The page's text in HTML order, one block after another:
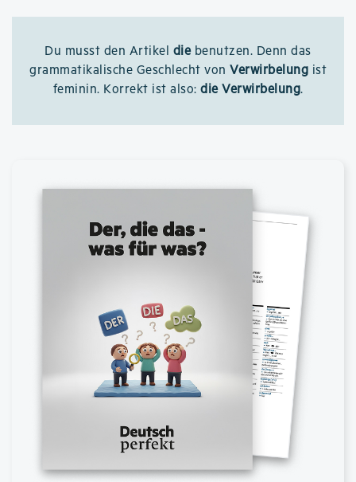
Du musst den Artikel diebenutzen. Denn das
grammatikalische Geschlecht von Verwirbelung ist
feminin. Korrekt ist also: die Verwirbelung.